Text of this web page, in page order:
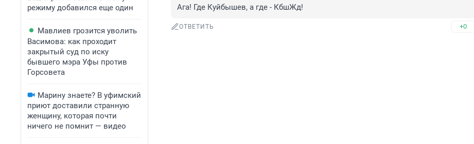
режиму добавился еще один
Мавлиев грозится уволить
Васимова: как проходит
закрытый суд по иску
бывшего мэра Уфы против
Горсовета
Марину знаете? В уфимский
приют доставили странную
женщину, которая почти
ничего не помнит — видео
Ага! Где Куйбышев, а где - КбшЖд!
ОТВЕТИТЬ +0